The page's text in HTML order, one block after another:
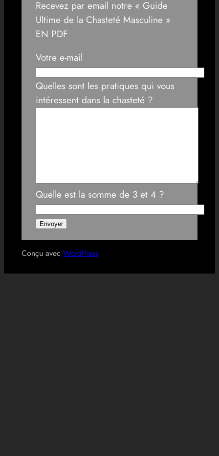
Recevez par email notre « Guide
Ultime de la Chasteté Masculine »
EN PDF
Votre e-mail
Quelles sont les pratiques qui vous
intéressent dans la chasteté ?
Quelle est la somme de 3 et 4 ?
Conçu avec WordPress